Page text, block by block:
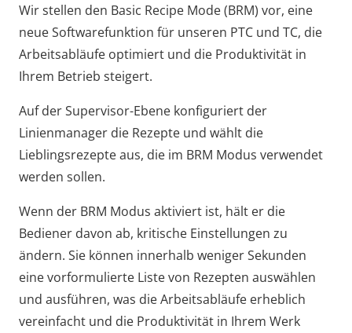
Wir stellen den Basic Recipe Mode (BRM) vor, eine
neue Softwarefunktion für unseren PTC und TC, die
Arbeitsabläufe optimiert und die Produktivität in
Ihrem Betrieb steigert.
Auf der Supervisor-Ebene konfiguriert der
Linienmanager die Rezepte und wählt die
Lieblingsrezepte aus, die im BRM Modus verwendet
werden sollen.
Wenn der BRM Modus aktiviert ist, hält er die
Bediener davon ab, kritische Einstellungen zu
ändern. Sie können innerhalb weniger Sekunden
eine vorformulierte Liste von Rezepten auswählen
und ausführen, was die Arbeitsabläufe erheblich
vereinfacht und die Produktivität in Ihrem Werk